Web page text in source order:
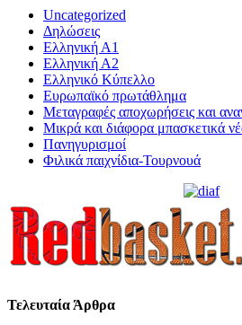
Uncategorized
Δηλώσεις
Ελληνική Α1
Ελληνική Α2
Ελληνικό Κύπελλο
Ευρωπαϊκό πρωτάθλημα
Μεταγραφές αποχωρήσεις και
Μικρά και διάφορα μπασκετικά
Πανηγυρισμοί
Φιλικά παιχνίδια-Τουρνουά
Τελευταία Άρθρα